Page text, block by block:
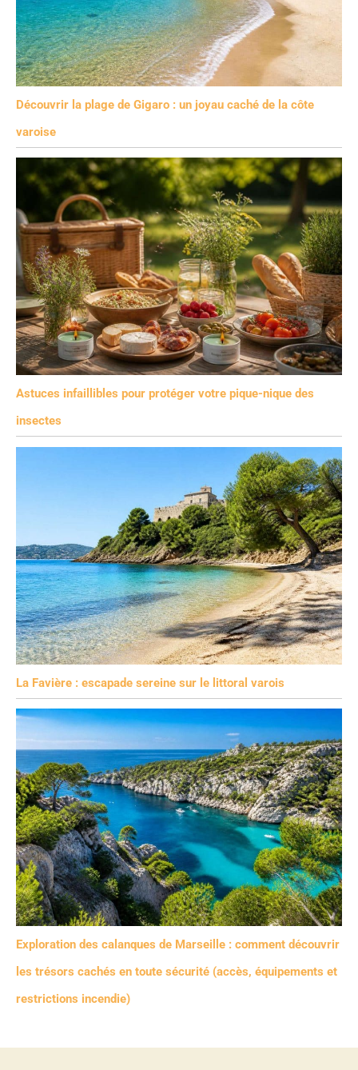
Découvrir la plage de Gigaro : un joyau caché de la côte
varoise
Astuces infaillibles pour protéger votre pique-nique des
insectes
La Favière : escapade sereine sur le littoral varois
Exploration des calanques de Marseille : comment découvrir
les trésors cachés en toute sécurité (accès, équipements et
restrictions incendie)